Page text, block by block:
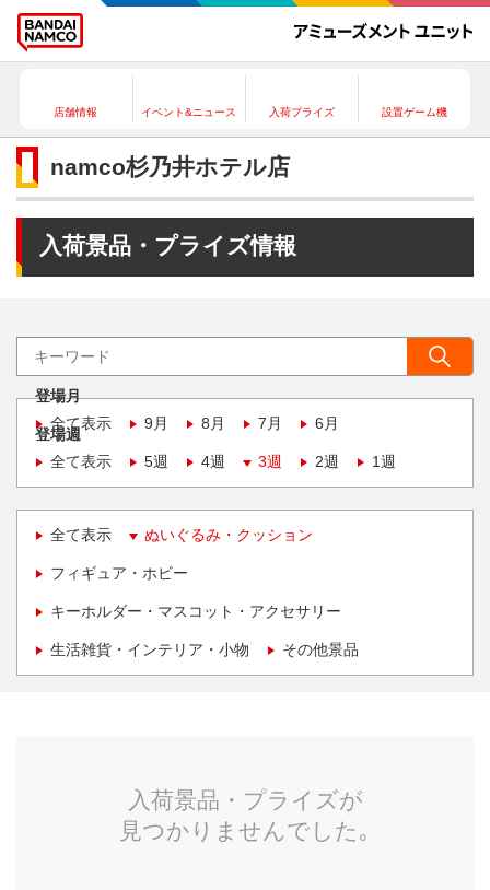
店舗情報 イベント&ニュース 入荷プライズ 設置ゲーム機
namco杉乃井ホテル店
入荷景品・プライズ情報
登場月
全て表示
9月 8月 7月 6月
登場週
全て表示
5週 4週 3週 2週 1週
全て表示 ぬいぐるみ・クッション
フィギュア・ホビー
キーホルダー・マスコット・アクセサリー
生活雑貨・インテリア・小物 その他景品